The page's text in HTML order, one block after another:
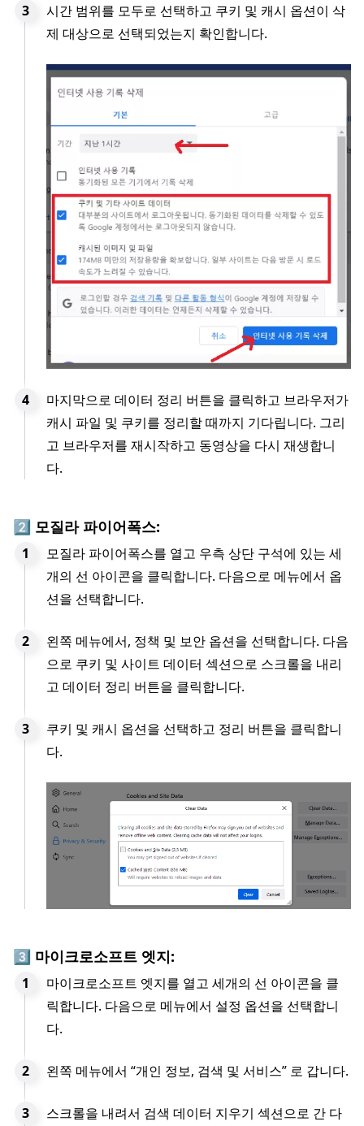
시간 범위를 모두로 선택하고 쿠키 및 캐시 옵션이 삭
제 대상으로 선택되었는지 확인합니다.
마지막으로 데이터 정리 버튼을 클릭하고 브라우저가
캐시 파일 및 쿠키를 정리할 때까지 기다립니다. 그리
고 브라우저를 재시작하고 동영상을 다시 재생합니
다.
2️⃣ 모질라 파이어폭스:
모질라 파이어폭스를 열고 우측 상단 구석에 있는 세
개의 선 아이콘을 클릭합니다. 다음으로 메뉴에서 옵
션을 선택합니다.
왼쪽 메뉴에서, 정책 및 보안 옵션을 선택합니다. 다음
으로 쿠키 및 사이트 데이터 섹션으로 스크롤을 내리
고 데이터 정리 버튼을 클릭합니다.
쿠키 및 캐시 옵션을 선택하고 정리 버튼을 클릭합니
다.
3️⃣ 마이크로소프트 엣지:
마이크로소프트 엣지를 열고 세개의 선 아이콘을 클
릭합니다. 다음으로 메뉴에서 설정 옵션을 선택합니
다.
왼쪽 메뉴에서 “개인 정보, 검색 및 서비스” 로 갑니다.
스크롤을 내려서 검색 데이터 지우기 섹션으로 간 다